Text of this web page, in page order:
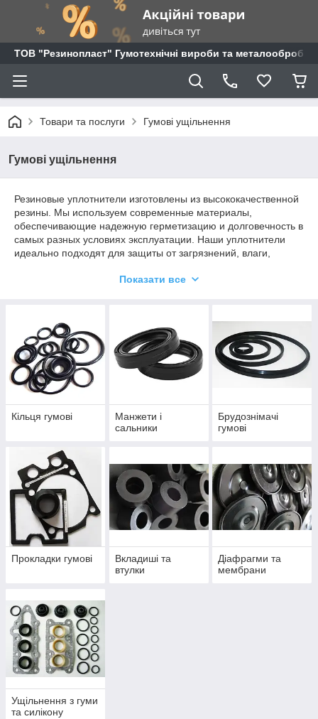
ТОВ "Резинопласт" Гумотехнічні вироби та металообробка
Товари та послуги Гумові ущільнення
Гумові ущільнення
Резиновые уплотнители изготовлены из высококачественной
резины. Мы используем современные материалы,
обеспечивающие надежную герметизацию и долговечность в
самых разных условиях эксплуатации. Наши уплотнители
идеально подходят для защиты от загрязнений, влаги,
надежную работу оборудования и продление его срока
Показати все
Кільця гумові
Манжети і
сальники
Брудознімачі
гумові
Прокладки гумові
Вкладиші та
втулки
Діафрагми та
мембрани
Ущільнення з гуми
та силікону